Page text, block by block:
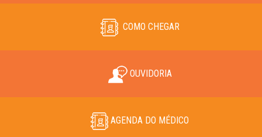
COMO CHEGAR
OUVIDORIA
AGENDA DO MÉDICO